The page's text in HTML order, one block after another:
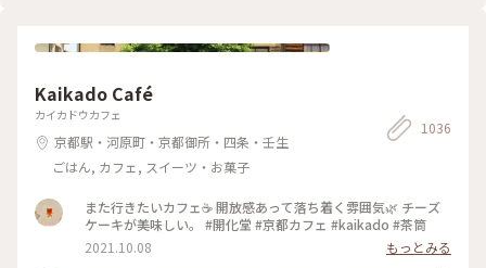
感、ひとくち食べただけで目と鼻の穴が大きくなってしまうぐ
す( ¯ ¨̯ ¯̥̥ ) 開店前から行列が出来るのも頷けます。 ことりっぷ
にも早いうちに投稿しなくちゃと思っていたお店です。
Kaikado Café
カイカドウカフェ
京都駅・河原町・京都御所・四条・壬生
ごはん, カフェ, スイーツ・お菓子
1036
また行きたいカフェ☕️ 開放感あって落ち着く雰囲気🌿 チーズ
ケーキが美味しい。 #開化堂 #京都カフェ #kaikado #茶筒
2021.10.08
もっとみる